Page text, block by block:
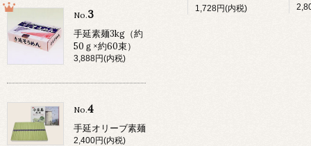
1,728円(内税)
No.3
手延素麺3kg（約
50ｇ×約60束）
3,888円(内税)
No.4
手延オリーブ素麺
2,400円(内税)